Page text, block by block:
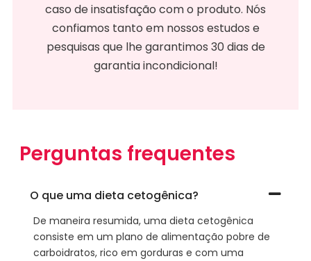
caso de insatisfação com o produto. Nós
confiamos tanto em nossos estudos e
pesquisas que lhe garantimos 30 dias de
garantia incondicional!
Perguntas frequentes
O que uma dieta cetogênica?
De maneira resumida, uma dieta cetogênica
consiste em um plano de alimentação pobre de
carboidratos, rico em gorduras e com uma